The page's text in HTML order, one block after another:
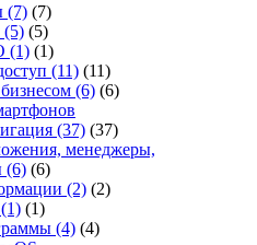
(7) (7)
(5) (5)
(1) (1)
(11) (11)
(6) (6)
(37) (37)
менеджеры,
(6) (6)
(2) (2)
(1) (1)
(4) (4)